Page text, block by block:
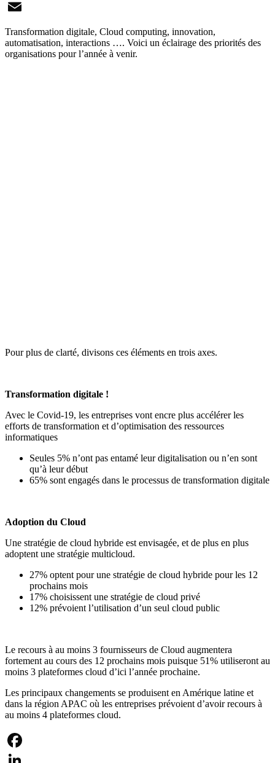
X
Email
Transformation digitale, Cloud computing, innovation,
automatisation, interactions …. Voici un éclairage des priorités des
organisations pour l’année à venir.
Pour plus de clarté, divisons ces éléments en trois axes.
Transformation digitale !
Avec le Covid-19, les entreprises vont encre plus accélérer les
efforts de transformation et d’optimisation des ressources
informatiques
Seules 5% n’ont pas entamé leur digitalisation ou n’en sont
qu’à leur début
65% sont engagés dans le processus de transformation digitale
Adoption du Cloud
Une stratégie de cloud hybride est envisagée, et de plus en plus
adoptent une stratégie multicloud.
27% optent pour une stratégie de cloud hybride pour les 12
prochains mois
17% choisissent une stratégie de cloud privé
12% prévoient l’utilisation d’un seul cloud public
Le recours à au moins 3 fournisseurs de Cloud augmentera
fortement au cours des 12 prochains mois puisque 51% utiliseront au
moins 3 plateformes cloud d’ici l’année prochaine.
Les principaux changements se produisent en Amérique latine et
dans la région APAC où les entreprises prévoient d’avoir recours à
au moins 4 plateformes cloud.
Facebook